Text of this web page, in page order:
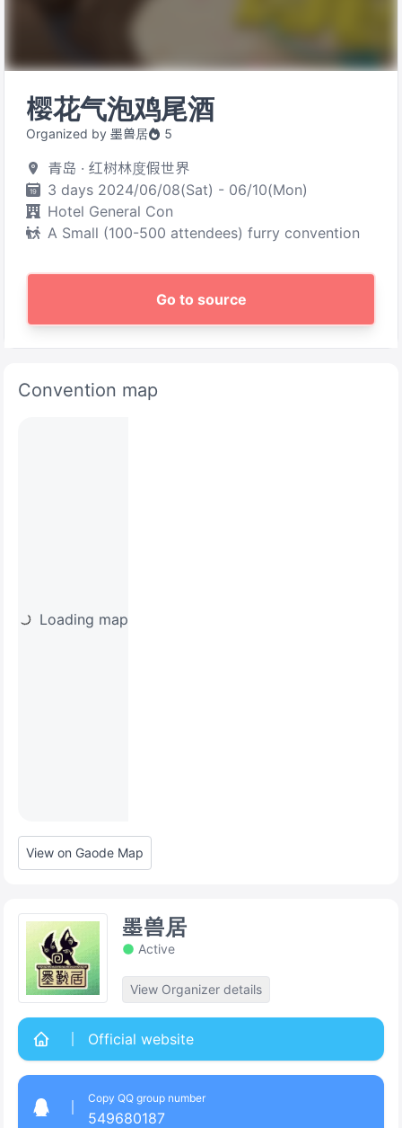
樱花气泡鸡尾酒
Organized by 墨兽居 5
青岛 · 红树林度假世界
3 days 2024/06/08(Sat) - 06/10(Mon)
Hotel General Con
A Small (100-500 attendees) furry convention
Go to source
Convention map
Loading map
View on Gaode Map
墨兽居
Active
View Organizer details
Official website
Copy QQ group number
549680187